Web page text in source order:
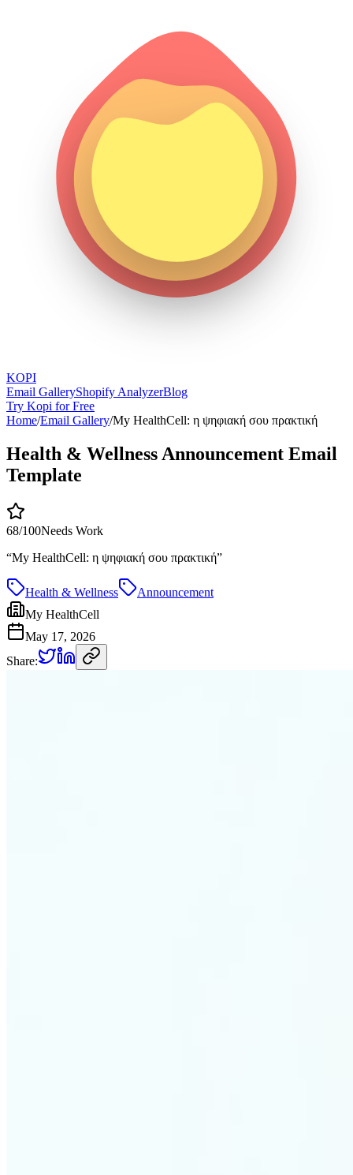
KOPI
Email GalleryShopify AnalyzerBlog
Try Kopi for Free
Home/Email Gallery/My HealthCell: η ψηφιακή σου πρακτική
Health & Wellness Announcement Email
Template
68/100Needs Work
“My HealthCell: η ψηφιακή σου πρακτική”
Health & Wellness
Announcement
My HealthCell
May 17, 2026
Share: